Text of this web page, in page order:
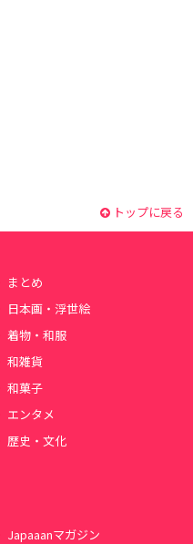
トップに戻る
まとめ
日本画・浮世絵
着物・和服
和雑貨
和菓子
エンタメ
歴史・文化
Japaaanマガジン